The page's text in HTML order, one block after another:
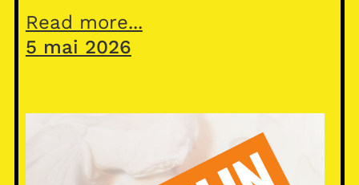
Read more...
5 mai 2026